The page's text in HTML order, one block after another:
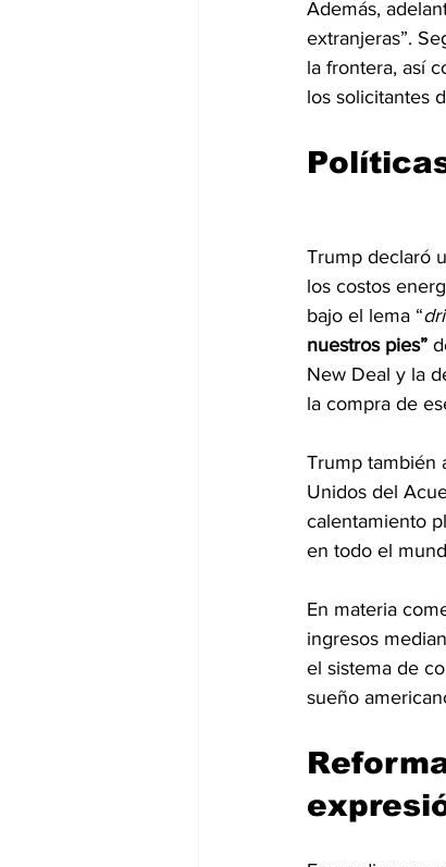
Además,
extranjeras”.
la frontera, así
los solicitantes
Trump declaró
los costos
bajo el lema “
nuestros pies”
New Deal y la
la compra de
Trump también
Unidos del
calentamiento
en todo el
En materia
ingresos
el sistema de
sueño